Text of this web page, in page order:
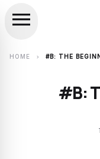
search
menu
HOME chevron_right #B: THE
#B: